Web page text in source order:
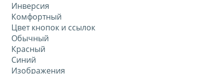
Инверсия
Комфортный
Цвет кнопок и ссылок
Обычный
Красный
Синий
Изображения